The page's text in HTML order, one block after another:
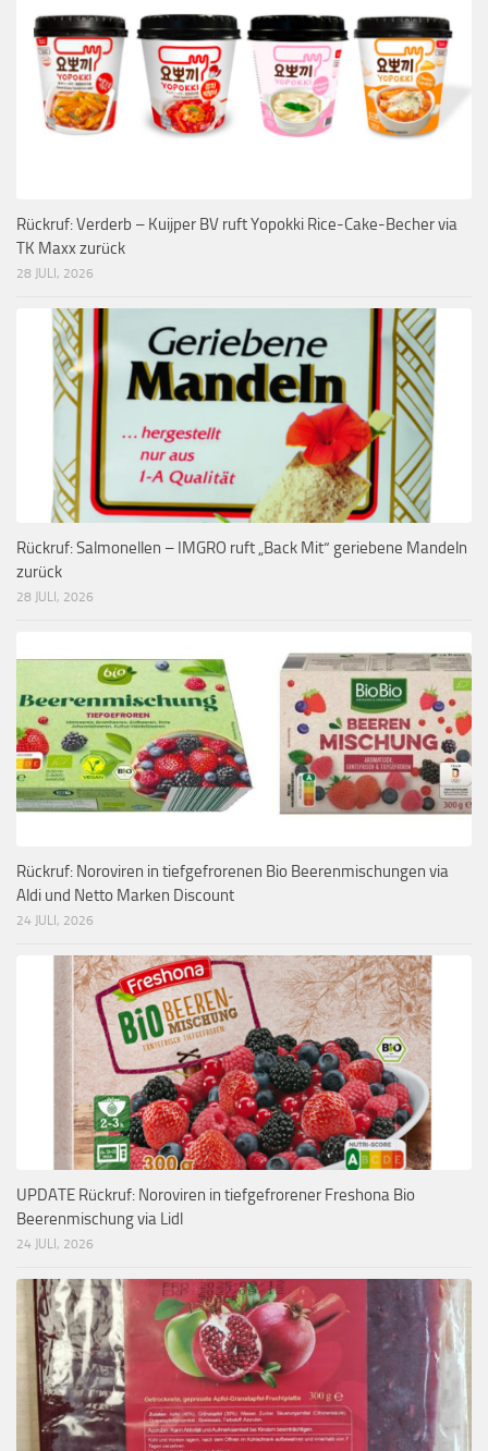
Rückruf: Verderb – Kuijper BV ruft Yopokki Rice-Cake-Becher via
TK Maxx zurück
28 JULI, 2026
Rückruf: Salmonellen – IMGRO ruft „Back Mit“ geriebene Mandeln
zurück
28 JULI, 2026
Rückruf: Noroviren in tiefgefrorenen Bio Beerenmischungen via
Aldi und Netto Marken Discount
24 JULI, 2026
UPDATE Rückruf: Noroviren in tiefgefrorener Freshona Bio
Beerenmischung via Lidl
24 JULI, 2026